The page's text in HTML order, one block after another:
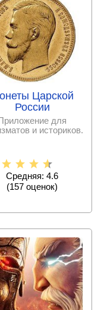
Царской
России
для
и историков.
Средняя: 4.6
(157 оценок)